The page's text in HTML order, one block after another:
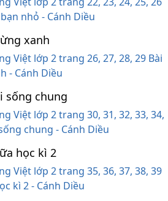
nhỏ - Cánh Diều
xanh
Việt lớp 2 trang 26, 27, 28, 29 Bài
- Cánh Diều
sống chung
Việt lớp 2 trang 30, 31, 32, 33, 34,
chung - Cánh Diều
học kì 2
Việt lớp 2 trang 35, 36, 37, 38, 39
kì 2 - Cánh Diều